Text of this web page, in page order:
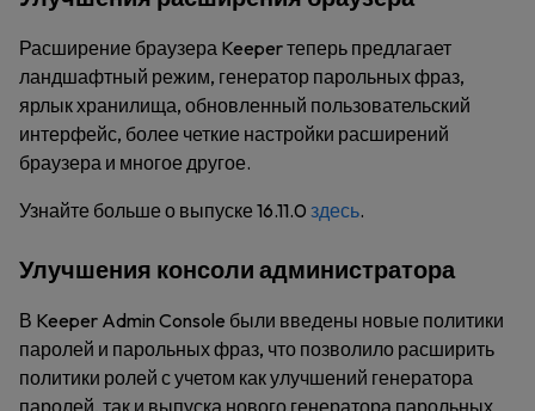
Расширение браузера Keeper теперь предлагает
ландшафтный режим, генератор парольных фраз,
ярлык хранилища, обновленный пользовательский
интерфейс, более четкие настройки расширений
браузера и многое другое.
Узнайте больше о выпуске 16.11.0 здесь.
Улучшения консоли администратора
В Keeper Admin Console были введены новые политики
паролей и парольных фраз, что позволило расширить
политики ролей с учетом как улучшений генератора
паролей, так и выпуска нового генератора парольных